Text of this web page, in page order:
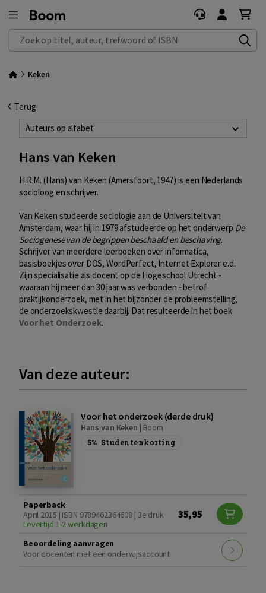
Zoek op titel, auteur, trefwoord of ISBN
Keken
Terug
Auteurs op alfabet
Hans van Keken
H.R.M. (Hans) van Keken (Amersfoort, 1947) is een Nederlands
socioloog en schrijver.
Van Keken studeerde sociologie aan de Universiteit van
Amsterdam, waar hij in 1979 afstudeerde op het onderwerp De
Sociogenese van de begrippen beschaafd en beschaving.
Schrijver van meerdere leerboeken over informatica,
basisboekjes over DOS, WordPerfect, Internet Explorer e.d.
Zijn specialisatie als docent op de Hogeschool Utrecht -
waaraan hij meer dan 30 jaar was verbonden - betrof
praktijkonderzoek, met in het bijzonder de probleemstelling,
de onderzoekskwestie daarbij. Dat resulteerde in het boek
Voorhet Onderzoek.
Van deze auteur:
Voor het onderzoek (derde druk)
Hans van Keken | Boom
5% Studentenkorting
Paperback
April 2015 | ISBN 9789462364608 | 3e druk
Levertijd 1-2 werkdagen
35,95
Beoordeling aanvragen
Voor docenten met een onderwijsaccount